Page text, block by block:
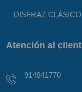
DISFRAZ
Atención al
914841770